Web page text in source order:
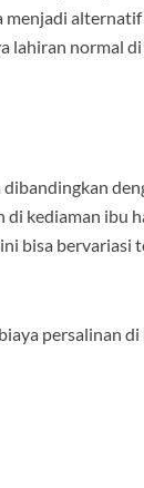
menjadi
lahiran normal
kediaman ibu
bisa bervariasi
persalinan